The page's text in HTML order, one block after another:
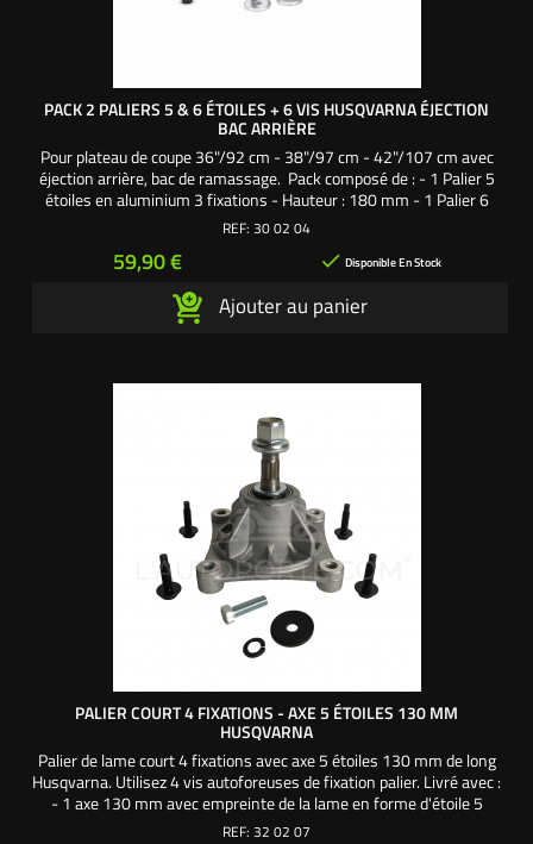
PACK 2 PALIERS 5 & 6 ÉTOILES + 6 VIS HUSQVARNA ÉJECTION
BAC ARRIÈRE
Pour plateau de coupe 36"/92 cm - 38"/97 cm - 42"/107 cm avec
éjection arrière, bac de ramassage. Pack composé de : - 1 Palier 5
étoiles en aluminium 3 fixations - Hauteur : 180 mm - 1 Palier 6
étoiles en aluminium 3 fixations - Hauteur : 180 mm - 2 Écrous de
Vis de lame 32 mm pas...
REF: 30 02 04
Prix
59,90 €  Disponible En Stock
Ajouter au panier
PALIER COURT 4 FIXATIONS - AXE 5 ÉTOILES 130 MM
HUSQVARNA
Palier de lame court 4 fixations avec axe 5 étoiles 130 mm de long
Husqvarna. Utilisez 4 vis autoforeuses de fixation palier. Livré avec :
- 1 axe 130 mm avec empreinte de la lame en forme d'étoile 5
pointes. - 1 corps palier aluminium : 72 mm de haut, entraxe 4
REF: 32 02 07